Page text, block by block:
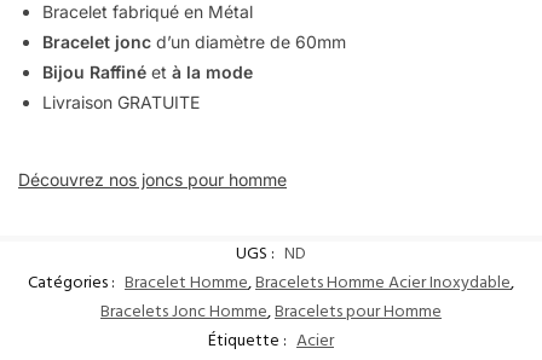
Bracelet fabriqué en Métal
Bracelet jonc d’un diamètre de 60mm
Bijou Raffiné et à la mode
Livraison GRATUITE
Découvrez nos joncs pour homme
UGS : ND
Catégories : Bracelet Homme,Bracelets Homme Acier Inoxydable,
Bracelets Jonc Homme,Bracelets pour Homme
Étiquette : Acier